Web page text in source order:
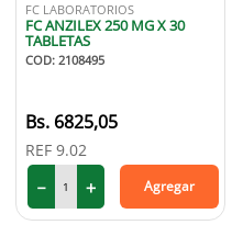
FC LABORATORIOS
FC ANZILEX 250 MG X 30
TABLETAS
COD: 2108495
6825,05
REF 9.02
＋
－ Agregar